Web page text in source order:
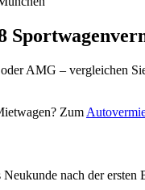
AMG – vergleichen
Zum
nach der ersten